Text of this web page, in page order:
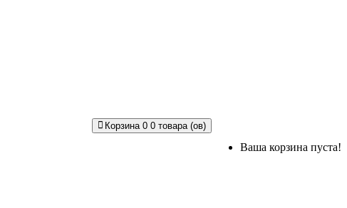
Корзина 0 0 товара (ов)
Ваша корзина пуста!